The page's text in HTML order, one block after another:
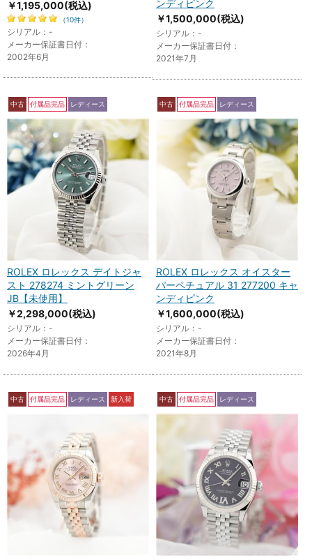
￥1,195,000(税込)
（10件）
シリアル：-
メーカー保証書日付：
2002年6月
ンディピンク
￥1,500,000(税込)
シリアル：-
メーカー保証書日付：
2021年7月
中古 付属品完品 レディース
ROLEX ロレックス デイトジャ
スト 278274 ミントグリーン
JB【未使用】
￥2,298,000(税込)
シリアル：-
メーカー保証書日付：
2026年4月
中古 付属品完品 レディース
ROLEX ロレックス オイスター
パーペチュアル 31 277200 キャ
ンディピンク
￥1,600,000(税込)
シリアル：-
メーカー保証書日付：
2021年8月
中古 付属品完品 レディース 新入荷 中古 付属品完品 レディース